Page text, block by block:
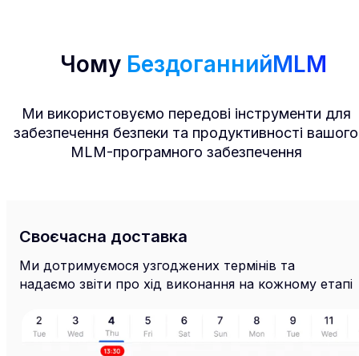
Чому БездоганнийMLM
Ми використовуємо передові інструменти для
забезпечення безпеки та продуктивності вашого
MLM-програмного забезпечення
Своєчасна доставка
Ми дотримуємося узгоджених термінів та
надаємо звіти про хід виконання на кожному етапі